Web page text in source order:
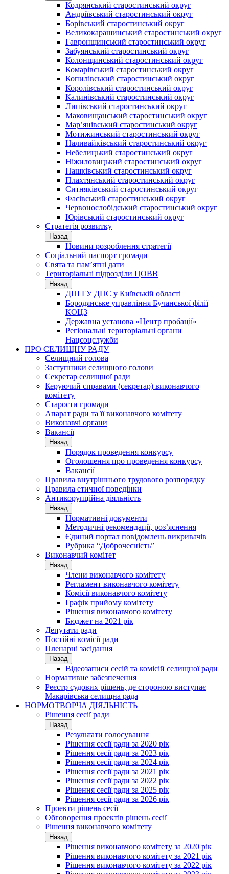
Кодрянський старостинський округ
Андріївський старостинський округ
Борівський старостинський округ
Великокарашинський старостинський округ
Гавронщинський старостинський округ
Забуянський старостинський округ
Колонщинський старостинський округ
Комарівський старостинський округ
Копилівський старостинський округ
Королівський старостинський округ
Калинівський старостинський округ
Липівський старостинський округ
Маковищанський старостинський округ
Мар’янівський старостинський округ
Мотижинський старостинський округ
Наливайківський старостинський округ
Небелицький старостинський округ
Ніжиловицький старостинський округ
Пашківський старостинський округ
Плахтянський старостинський округ
Ситняківський старостинський округ
Фасівський старостинський округ
Червонослобідський старостинський округ
Юрівський старостинський округ
Стратегія розвитку
Назад
Новини розроблення стратегії
Соціальний паспорт громади
Свята та пам’ятні дати
Територіальні підрозділи ЦОВВ
Назад
ДПІ ГУ ДПС у Київській області
Бородянське управління Бучанської філії
КОЦЗ
Державна установа «Центр пробації»
Регіональні територіальні органи
Нацсоцслужби
ПРО СЕЛИЩНУ РАДУ
Селищний голова
Заступники селищного голови
Секретар селищної ради
Керуючий справами (секретар) виконавчого
комітету
Старости громади
Апарат ради та її виконавчого комітету
Виконавчі органи
Вакансії
Назад
Порядок проведення конкурсу
Оголошення про проведення конкурсу
Вакансії
Правила внутрішнього трудового розпорядку
Правила етичної поведінки
Антикорупційна діяльність
Назад
Нормативні документи
Методичні рекомендації, роз’яснення
Єдиний портал повідомлень викривачів
Рубрика “Доброчесність”
Виконавчий комітет
Назад
Члени виконавчого комітету
Регламент виконавчого комітету
Комісії виконавчого комітету
Графік прийому комітету
Рішення виконавчого комітету
Бюджет на 2021 рік
Депутати ради
Постійні комісії ради
Пленарні засідання
Назад
Відеозаписи сесій та комісій селищної ради
Нормативне забезпечення
Реєстр судових рішень, де стороною виступає
Макарівська селищна рада
НОРМОТВОРЧА ДІЯЛЬНІСТЬ
Рішення сесії ради
Назад
Результати голосування
Рішення сесії ради за 2020 рік
Рішення сесії ради за 2023 рік
Рішення сесії ради за 2024 рік
Рішення сесії ради за 2021 рік
Рішення сесії ради за 2022 рік
Рішення сесії ради за 2025 рік
Рішення сесії ради за 2026 рік
Проекти рішень сесії
Обговорення проектів рішень сесії
Рішення виконавчого комітету
Назад
Рішення виконавчого комітету за 2020 рік
Рішення виконавчого комітету за 2021 рік
Рішення виконавчого комітету за 2022 рік